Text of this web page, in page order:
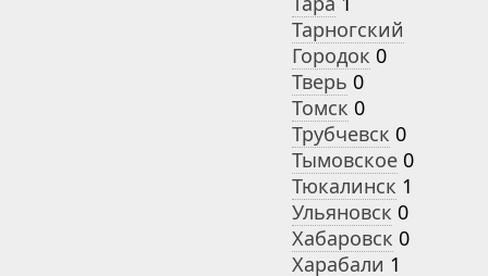
Тарногский
Городок 0
Тверь 0
Томск 0
Трубчевск 0
Тымовское 0
Тюкалинск 1
Ульяновск 0
Хабаровск 0
Харабали 1